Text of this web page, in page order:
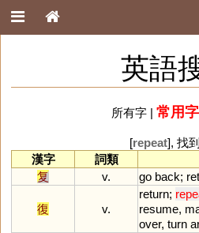
英語
所有字| 常用字
[repeat], 找
漢字
詞類
复
v. go back;
復 v.
return;
resume,
over, turn